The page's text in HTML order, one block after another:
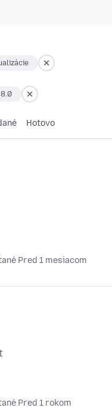
Hotovo
Pred 1 mesiacom
Pred 1 rokom